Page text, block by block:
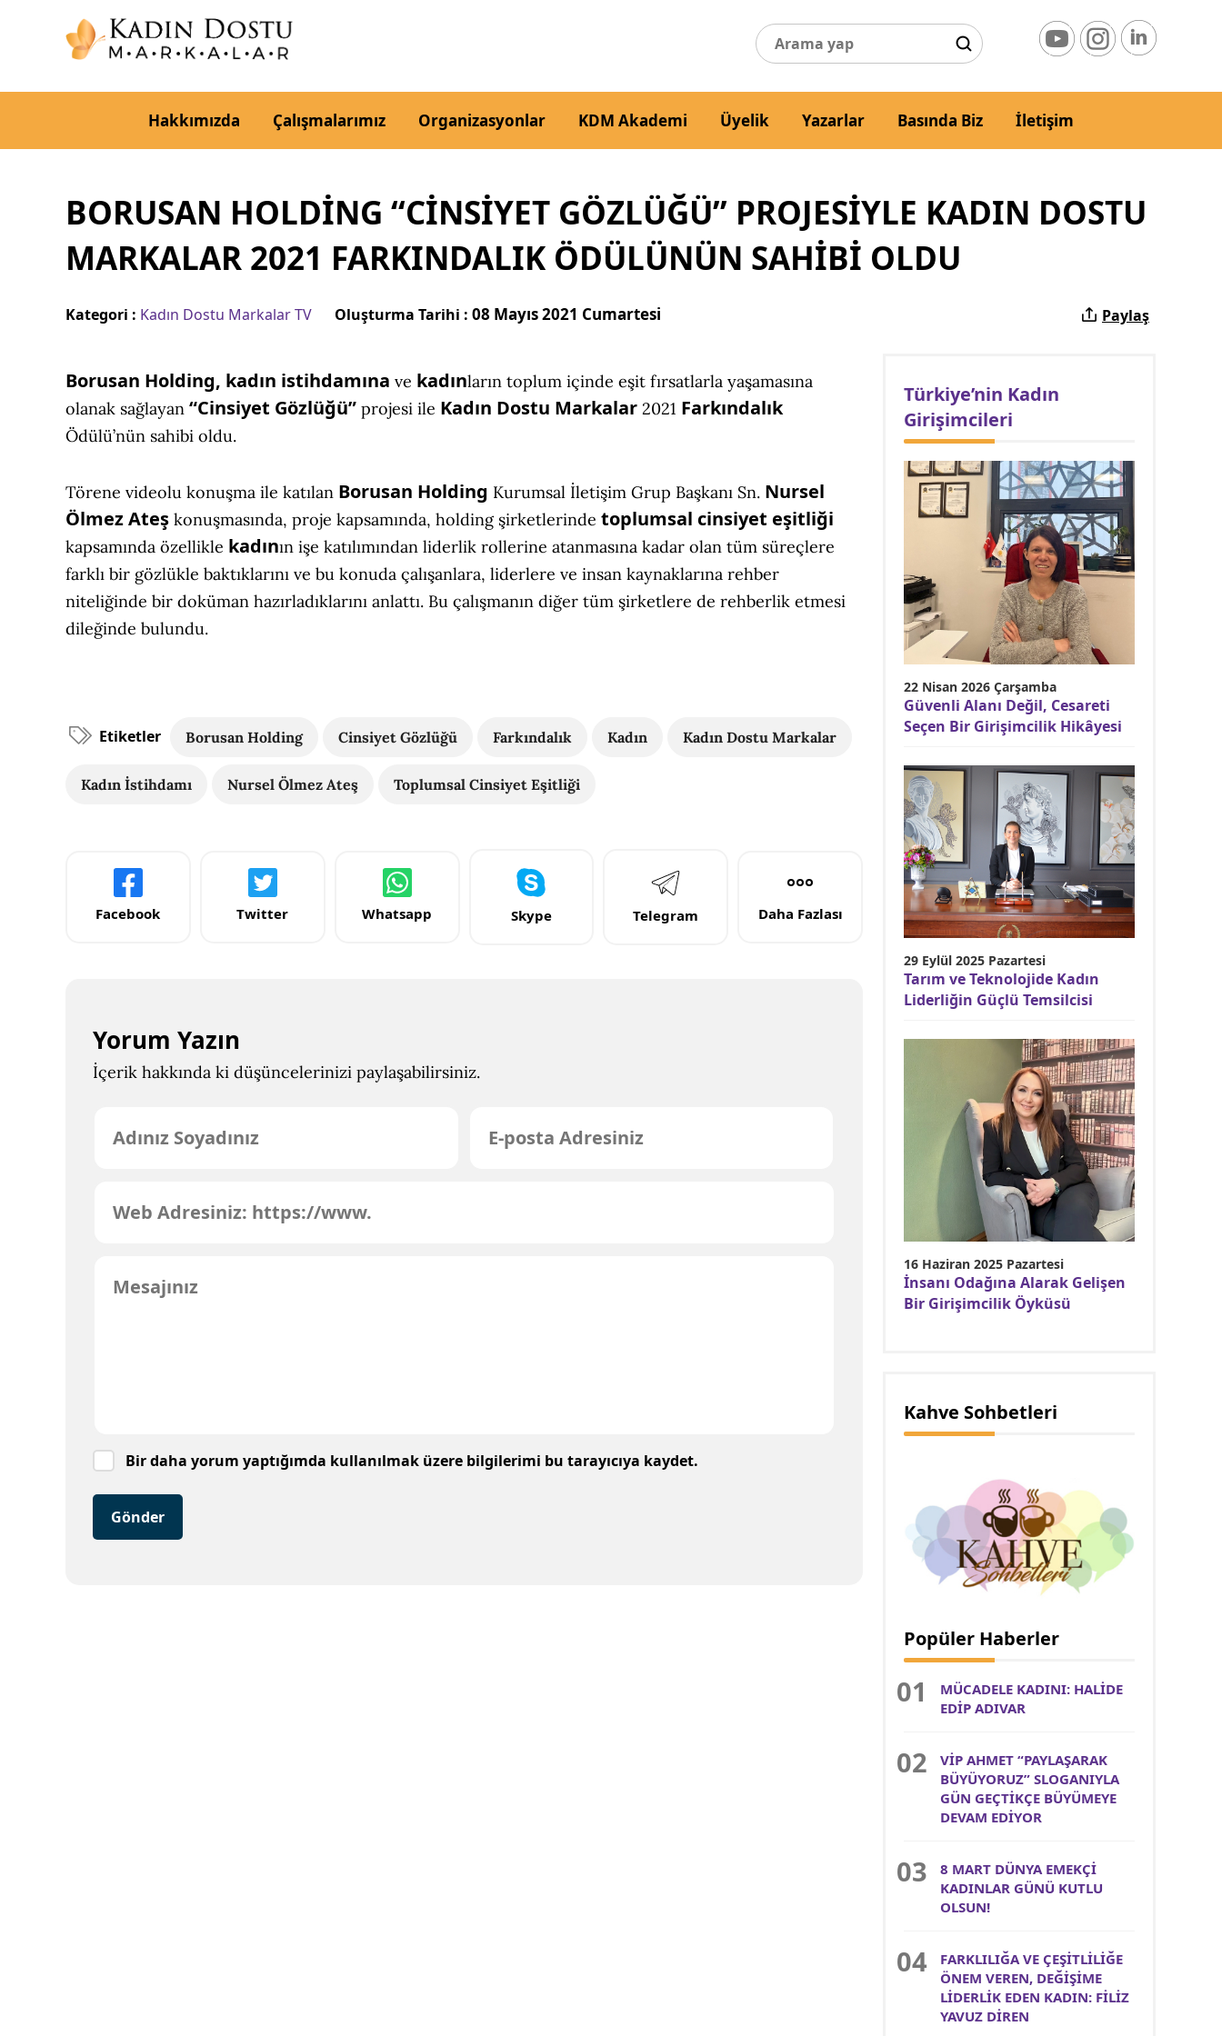
Hakkımızda Çalışmalarımız Organizasyonlar KDM Akademi Üyelik Yazarlar Basında Biz İletişim
BORUSAN HOLDİNG “CİNSİYET GÖZLÜĞÜ” PROJESİYLE KADIN DOSTU
MARKALAR 2021 FARKINDALIK ÖDÜLÜNÜN SAHİBİ OLDU
Kategori : Kadın Dostu Markalar TV Oluşturma Tarihi : 08 Mayıs 2021 Cumartesi Paylaş
Borusan Holding, kadın istihdamına ve kadınların toplum içinde eşit fırsatlarla yaşamasına
olanak sağlayan “Cinsiyet Gözlüğü” projesi ile Kadın Dostu Markalar 2021 Farkındalık
Ödülü’nün sahibi oldu.
Törene videolu konuşma ile katılan Borusan Holding Kurumsal İletişim Grup Başkanı Sn. Nursel
Ölmez Ateş konuşmasında, proje kapsamında, holding şirketlerinde toplumsal cinsiyet eşitliği
kapsamında özellikle kadının işe katılımından liderlik rollerine atanmasına kadar olan tüm süreçlere
farklı bir gözlükle baktıklarını ve bu konuda çalışanlara, liderlere ve insan kaynaklarına rehber
niteliğinde bir doküman hazırladıklarını anlattı. Bu çalışmanın diğer tüm şirketlere de rehberlik etmesi
dileğinde bulundu.
Etiketler Borusan Holding Cinsiyet Gözlüğü Farkındalık Kadın Kadın Dostu Markalar
Kadın İstihdamı Nursel Ölmez Ateş Toplumsal Cinsiyet Eşitliği
Facebook Twitter Whatsapp Skype Telegram Daha Fazlası
Yorum Yazın
İçerik hakkında ki düşüncelerinizi paylaşabilirsiniz.
Bir daha yorum yaptığımda kullanılmak üzere bilgilerimi bu tarayıcıya kaydet.
Gönder
Türkiye’nin Kadın
Girişimcileri
22 Nisan 2026 Çarşamba
Güvenli Alanı Değil, Cesareti
Seçen Bir Girişimcilik Hikâyesi
29 Eylül 2025 Pazartesi
Tarım ve Teknolojide Kadın
Liderliğin Güçlü Temsilcisi
16 Haziran 2025 Pazartesi
İnsanı Odağına Alarak Gelişen
Bir Girişimcilik Öyküsü
Kahve Sohbetleri
Popüler Haberler
MÜCADELE KADINI: HALİDE
EDİP ADIVAR
VİP AHMET “PAYLAŞARAK
BÜYÜYORUZ” SLOGANIYLA
GÜN GEÇTİKÇE BÜYÜMEYE
DEVAM EDİYOR
8 MART DÜNYA EMEKÇİ
KADINLAR GÜNÜ KUTLU
OLSUN!
FARKLILIĞA VE ÇEŞİTLİLİĞE
ÖNEM VEREN, DEĞİŞİME
LİDERLİK EDEN KADIN: FİLİZ
YAVUZ DİREN